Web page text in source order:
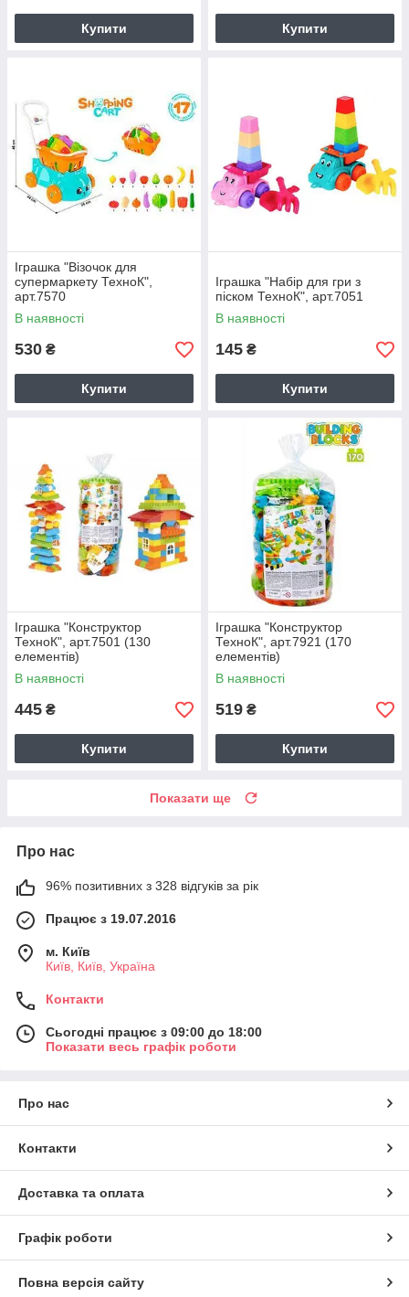
Купити Купити
Іграшка "Візочок для
супермаркету ТехноК",
арт.7570
В наявності
530 ₴
Купити
Іграшка "Набір для гри з
піском ТехноК", арт.7051
В наявності
145 ₴
Купити
Іграшка "Конструктор
ТехноК", арт.7501 (130
елементів)
В наявності
445 ₴
Купити
Іграшка "Конструктор
ТехноК", арт.7921 (170
елементів)
В наявності
519 ₴
Купити
Показати ще
Про нас
96% позитивних з 328 відгуків за рік
Працює з 19.07.2016
м. Київ
Київ, Київ, Україна
Контакти
Сьогодні працює з 09:00 до 18:00
Показати весь графік роботи
Про нас
Контакти
Доставка та оплата
Графік роботи
Повна версія сайту